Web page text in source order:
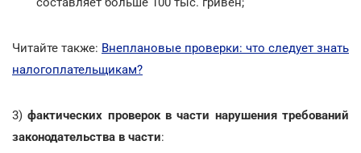
Читайте также: Внеплановые проверки: что следует знать
налогоплательщикам?
3)фактических проверок в части нарушения требований
законодательства в части: